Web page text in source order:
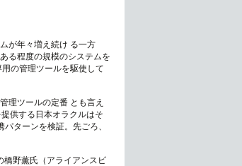
が年々増え続け る一方
る程度の規模のシステムを
の管理ツールを駆使して
理ツールの定番 とも言え
供する日本オラクルはそ
ターンを検証。先ごろ、
野薫氏（アライアンスビ